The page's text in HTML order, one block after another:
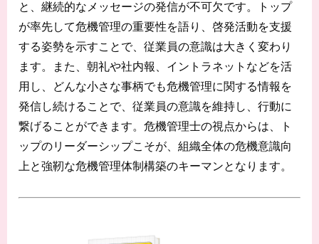
と、継続的なメッセージの発信が不可欠です。トップ
が率先して危機管理の重要性を語り、啓発活動を支援
する姿勢を示すことで、従業員の意識は大きく変わり
ます。また、朝礼や社内報、イントラネットなどを活
用し、どんな小さな事柄でも危機管理に関する情報を
発信し続けることで、従業員の意識を維持し、行動に
繋げることができます。危機管理士の視点からは、ト
ップのリーダーシップこそが、組織全体の危機意識向
上と強靭な危機管理体制構築のキーマンとなります。